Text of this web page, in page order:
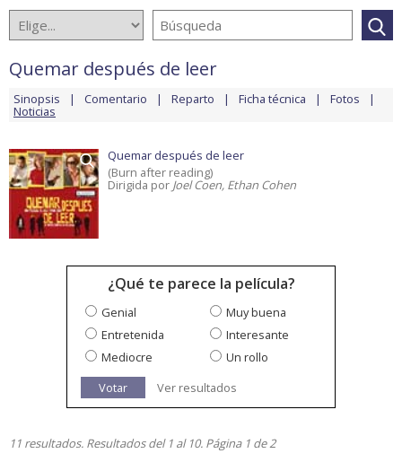
Quemar después de leer
Sinopsis Comentario Reparto Ficha técnica Fotos
Noticias
Quemar después de leer
(Burn after reading)
Dirigida por Joel Coen, Ethan Cohen
¿Qué te parece la película?
Genial
Muy buena
Entretenida
Interesante
Mediocre
Un rollo
Votar
Ver resultados
11 resultados. Resultados del 1 al 10. Página 1 de 2